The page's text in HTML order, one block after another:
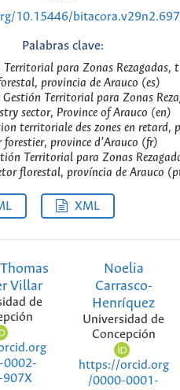
10.15446/
Palabras clave:
Territorial para Zonas
provincia de Arauco (es)
Gestión Territorial para Zonas
sector, Province of Arauco (en)
territoriale des zones en retard,
forestier, province d’Arauco (fr)
Territorial para Zonas
florestal, província de Arauco
XML
Villar
de
0002-
907X
Noelia
Carrasco-
Henríquez
Universidad de
Concepción
https://orcid.org
/0000-0001-